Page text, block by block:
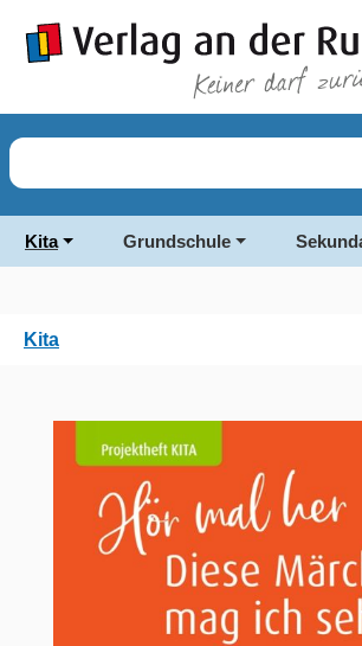
Zur Hauptnavigation
Kita Grundschule
Kita
Bildergalerie überspringen